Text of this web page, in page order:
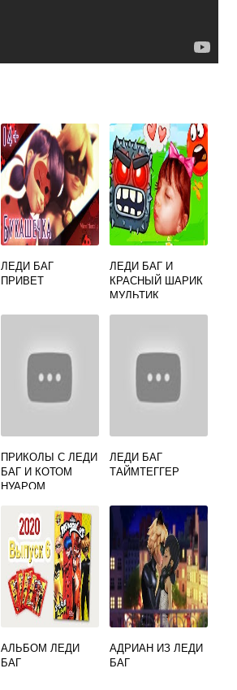
ЛЕДИ БАГ
ПРИВЕТ
ЛЕДИ БАГ И
КРАСНЫЙ ШАРИК
МУЛЬТИК
ПРИКОЛЫ С ЛЕДИ
БАГ И КОТОМ
НУАРОМ
ЛЕДИ БАГ
ТАЙМТЕГГЕР
АЛЬБОМ ЛЕДИ
БАГ
АДРИАН ИЗ ЛЕДИ
БАГ